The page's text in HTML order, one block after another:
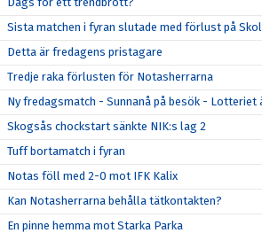
Sista matchen i fyran slutade med förlust på
Detta är fredagens pristagare
Tredje raka förlusten för Notasherrarna
Ny fredagsmatch - Sunnanå på besök - Lotteriet
Skogsås chockstart sänkte NIK:s lag 2
Tuff bortamatch i fyran
Notas föll med 2-0 mot IFK Kalix
Kan Notasherrarna behålla tätkontakten?
En pinne hemma mot Starka Parka